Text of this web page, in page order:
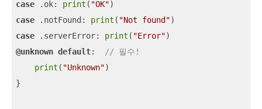
case .ok: print ( "OK"
case .notFound: print ( "Not found"
case .serverError: print ( "Error"
@unknown default:
// 필수!
print ( "Unknown")
}